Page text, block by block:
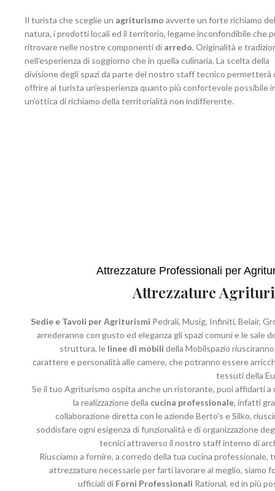
Il turista che sceglie un agriturismo avverte un forte richiamo
natura, i prodotti locali ed il territorio, legame inconfondibile che
ritrovare nelle nostre componenti di arredo. Originalità e
nell’esperienza di soggiorno che in quella culinaria. La scelta della
divisione degli spazi da parte del nostro staff tecnico permetterà
offrire al turista un’esperienza quanto più confortevole possibile
un’ottica di richiamo della territorialità non indifferente.
Attrezzature Professionali per
Attrezzature
Sedie e Tavoli per Agriturismi Pedrali, Musig, Infiniti, Belair,
arrederanno con gusto ed eleganza gli spazi comuni e le sale
struttura, le linee di mobili della Mobilspazio
carattere e personalità alle camere, che potranno essere
tessuti della
Se il tuo Agriturismo ospita anche un ristorante, puoi affidarti a
la realizzazione della cucina professionale, infatti
collaborazione diretta con le aziende Berto’s e Silko,
soddisfare ogni esigenza di funzionalità e di organizzazione
tecnici attraverso il nostro staff interno di
Riusciamo a fornire, a corredo della tua cucina professionale,
attrezzature necessarie per farti lavorare al meglio, siamo
ufficiali di Forni Professionali Rational, ed in più